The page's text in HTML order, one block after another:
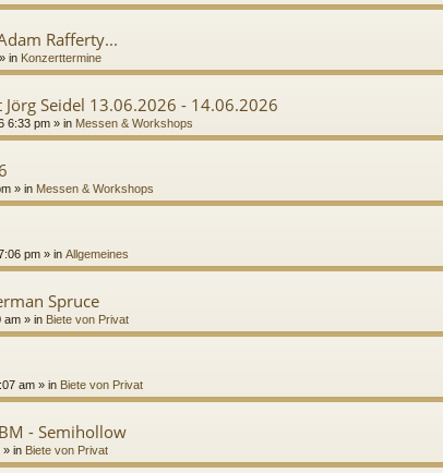
Rafferty...
» in Konzerttermine
Seidel 13.06.2026 - 14.06.2026
6:33 pm » in Messen & Workshops
» in Messen & Workshops
pm » in Allgemeines
Spruce
am » in Biete von Privat
am » in Biete von Privat
- Semihollow
» in Biete von Privat